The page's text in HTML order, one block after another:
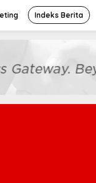
Indeks Berita